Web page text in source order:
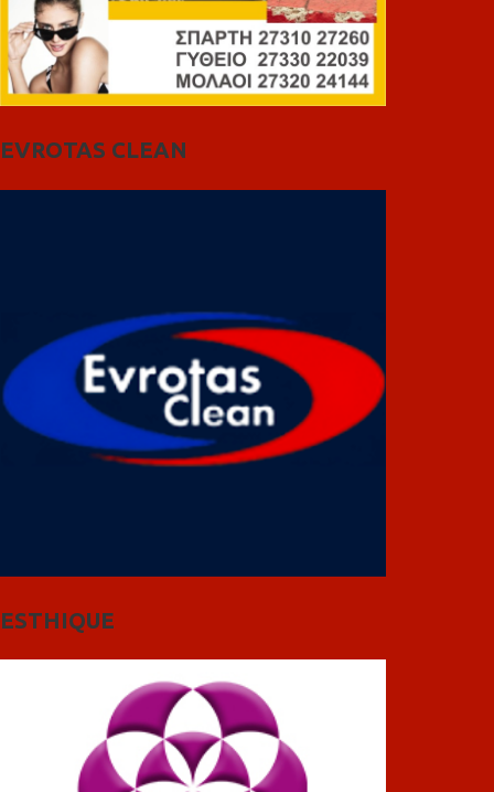
EVROTAS CLEAN
ESTHIQUE